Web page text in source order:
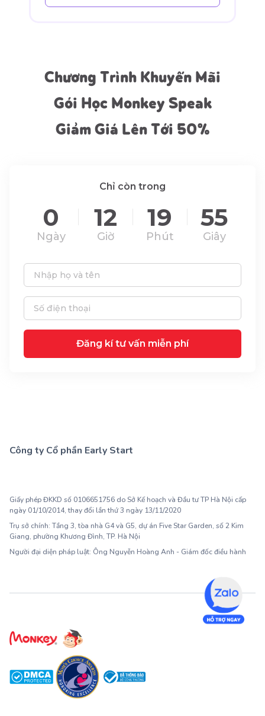
Chương Trình Khuyến Mãi
Gói Học Monkey Speak
Giảm Giá Lên Tới 50%
Chỉ còn trong
0
Ngày
12
Giờ
19
Phút
53
Giây
Đăng kí tư vấn miễn phí
Công ty Cổ phần Early Start
Giấy phép ĐKKD số 0106651756 do Sở Kế hoạch và Đầu tư TP Hà Nội cấp
ngày 01/10/2014, thay đổi lần thứ 3 ngày 13/11/2020
Trụ sở chính: Tầng 3, tòa nhà G4 và G5, dự án Five Star Garden, số 2 Kim
Giang, phường Khương Đình, TP. Hà Nội
Người đại diện pháp luật: Ông Nguyễn Hoàng Anh - Giám đốc điều hành